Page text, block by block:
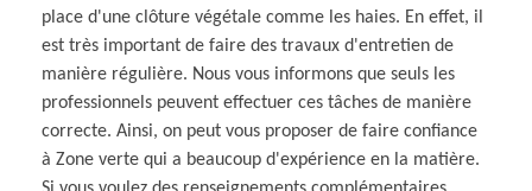
place d'une clôture végétale comme les haies. En effet, il
est très important de faire des travaux d'entretien de
manière régulière. Nous vous informons que seuls les
professionnels peuvent effectuer ces tâches de manière
correcte. Ainsi, on peut vous proposer de faire confiance
à Zone verte qui a beaucoup d'expérience en la matière.